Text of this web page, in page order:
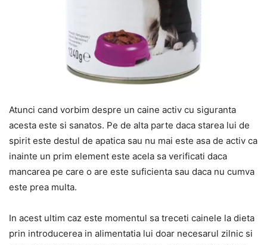
Atunci cand vorbim despre un caine activ cu siguranta
acesta este si sanatos. Pe de alta parte daca starea lui de
spirit este destul de apatica sau nu mai este asa de activ ca
inainte un prim element este acela sa verificati daca
mancarea pe care o are este suficienta sau daca nu cumva
este prea multa.
In acest ultim caz este momentul sa treceti cainele la dieta
prin introducerea in alimentatia lui doar necesarul zilnic si